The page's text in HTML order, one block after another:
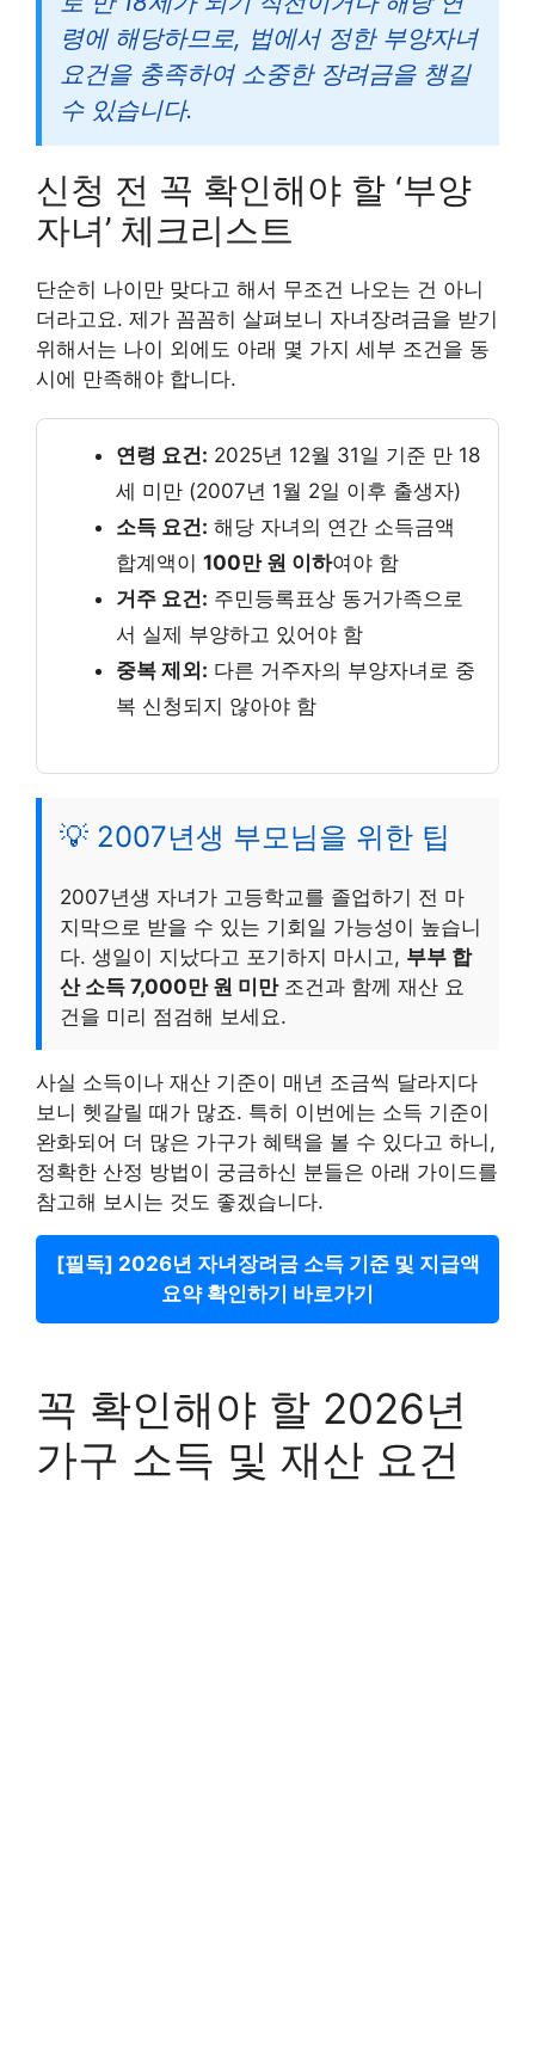
령에 해당하므로, 법에서 정한 부양자녀
요건을 충족하여 소중한 장려금을 챙길
수 있습니다.
신청 전 꼭 확인해야 할 ‘부양
자녀’ 체크리스트
단순히 나이만 맞다고 해서 무조건 나오는 건 아니
더라고요. 제가 꼼꼼히 살펴보니 자녀장려금을 받기
위해서는 나이 외에도 아래 몇 가지 세부 조건을 동
시에 만족해야 합니다.
연령 요건: 2025년 12월 31일 기준 만 18
세 미만 (2007년 1월 2일 이후 출생자)
소득 요건: 해당 자녀의 연간 소득금액
합계액이 100만 원 이하여야 함
거주 요건: 주민등록표상 동거가족으로
서 실제 부양하고 있어야 함
중복 제외: 다른 거주자의 부양자녀로 중
복 신청되지 않아야 함
💡 2007년생 부모님을 위한 팁
2007년생 자녀가 고등학교를 졸업하기 전 마
지막으로 받을 수 있는 기회일 가능성이 높습니
다. 생일이 지났다고 포기하지 마시고, 부부 합
산 소득 7,000만 원 미만조건과 함께 재산 요
건을 미리 점검해 보세요.
사실 소득이나 재산 기준이 매년 조금씩 달라지다
보니 헷갈릴 때가 많죠. 특히 이번에는 소득 기준이
완화되어 더 많은 가구가 혜택을 볼 수 있다고 하니,
정확한 산정 방법이 궁금하신 분들은 아래 가이드를
참고해 보시는 것도 좋겠습니다.
[필독] 2026년 자녀장려금 소득 기준 및 지급액
요약 확인하기 바로가기
꼭 확인해야 할 2026년
가구 소득 및 재산 요건